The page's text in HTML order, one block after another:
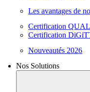
Les avantages de
Certification
Certification
Nouveautés 2026
Nos Solutions